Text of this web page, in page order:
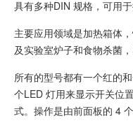
具有多种DIN 规格，可用
主要应用领域是加热箱体
及实验室炉子和食物杀菌，
所有的型号都有一个红的
个LED 灯用来显示开关位
式。操作是由前面板的 4 个